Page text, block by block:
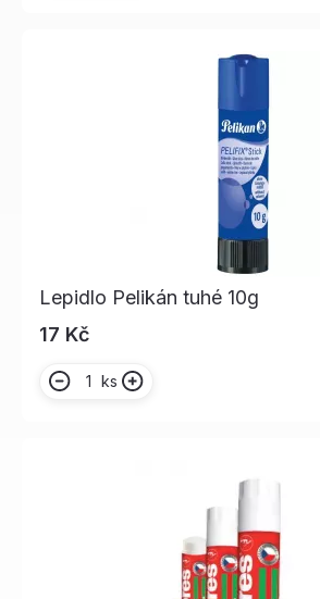
Lepidlo Pelikán tuhé 10g
17 Kč
ks